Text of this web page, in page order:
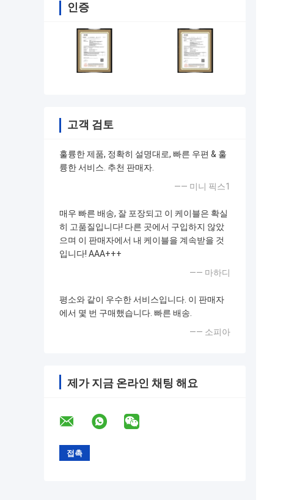
인증
고객 검토
훌륭한 제품, 정확히 설명대로, 빠른 우편 & 훌
륭한 서비스. 추천 판매자.
—— 미니 픽스1
매우 빠른 배송, 잘 포장되고 이 케이블은 확실
히 고품질입니다! 다른 곳에서 구입하지 않았
으며 이 판매자에서 내 케이블을 계속받을 것
입니다! AAA+++
—— 마하디
평소와 같이 우수한 서비스입니다. 이 판매자
에서 몇 번 구매했습니다. 빠른 배송.
—— 소피아
제가 지금 온라인 채팅 해요